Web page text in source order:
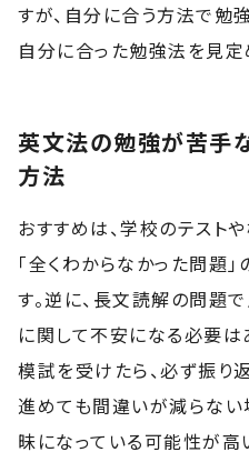
すが、自分に合う方法で勉
自分に合った勉強法を見定
英文法の勉強が苦手
方法
おすすめは、学校のテスト
「全くわからなかった問題
す。逆に、長文読解の問題
に関して不安になる必要は
模試を受けたら、必ず振り
進めても間違いが減らな
昧になっている可能性が高